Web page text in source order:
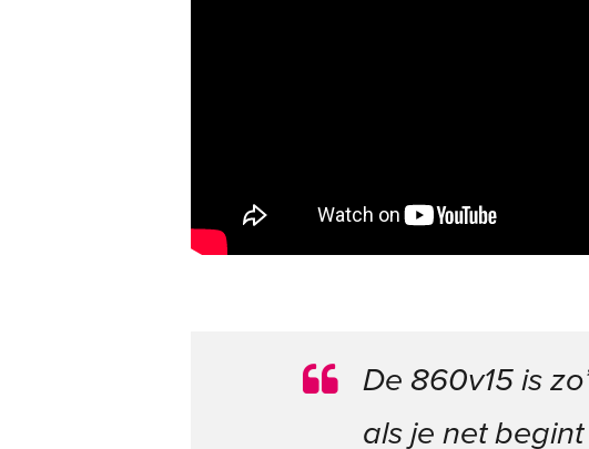
De 860v15 is
als je net